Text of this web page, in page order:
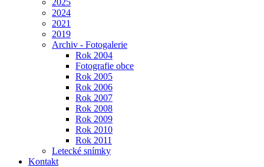
2025
2024
2021
2019
Archiv - Fotogalerie
Rok 2004
Fotografie obce
Rok 2005
Rok 2006
Rok 2007
Rok 2008
Rok 2009
Rok 2010
Rok 2011
Letecké snímky
Kontakt